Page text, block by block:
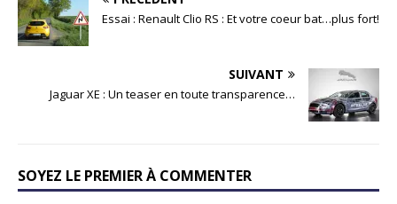
Essai : Renault Clio RS : Et votre coeur bat…plus fort!
SUIVANT
Jaguar XE : Un teaser en toute transparence…
SOYEZ LE PREMIER À COMMENTER